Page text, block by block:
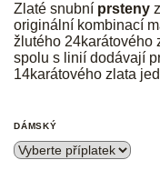
Zlaté snubní prsteny
originální kombinací
žlutého 24karátového
spolu s linií dodávají
14karátového zlata
DÁMSKÝ